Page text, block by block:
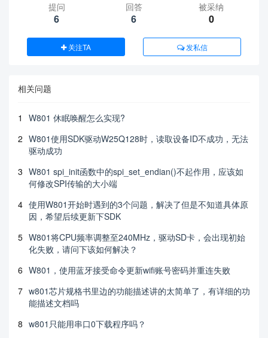
提问
6
回答
6
被采纳
0
关注TA 发私信
相关问题
1
W801 休眠唤醒怎么实现?
2 W801使用SDK驱动W25Q128时，读取设备ID不成功，无法
驱动成功
3 W801 spi_init函数中的spi_set_endian()不起作用，应该如
何修改SPI传输的大小端
4 使用W801开始时遇到的3个问题，解决了但是不知道具体原
因，希望后续更新下SDK
5 W801将CPU频率调整至240MHz，驱动SD卡，会出现初始
化失败，请问下该如何解决？
6 W801，使用蓝牙接受命令更新wifi账号密码并重连失败
7 w801芯片规格书里边的功能描述讲的太简单了，有详细的功
能描述文档吗
8 w801只能用串口0下载程序吗？